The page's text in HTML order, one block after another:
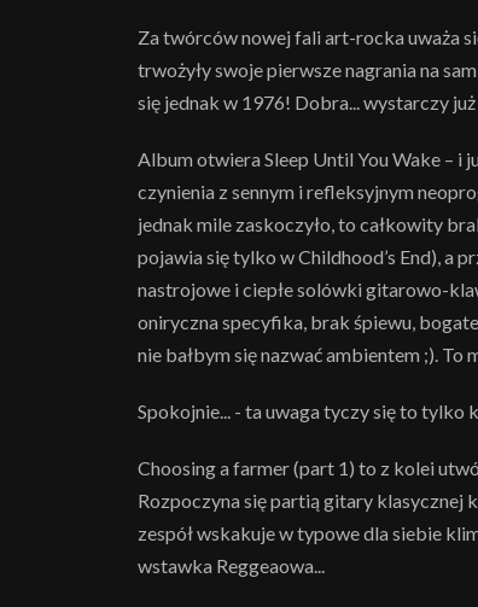
Za twórców nowej fali art-rocka uważa
trwożyły swoje pierwsze nagrania na
się jednak w 1976! Dobra... wystarczy
Album otwiera Sleep Until You Wake – i
czynienia z sennym i refleksyjnym
jednak mile zaskoczyło, to całkowity
pojawia się tylko w Childhood’s End), a
nastrojowe i ciepłe solówki gitarowo-
oniryczna specyfika, brak śpiewu,
nie bałbym się nazwać ambientem ;).
Spokojnie... - ta uwaga tyczy się to
Choosing a farmer (part 1) to z kolei
Rozpoczyna się partią gitary klasycznej
zespół wskakuje w typowe dla siebie
wstawka Reggeaowa...